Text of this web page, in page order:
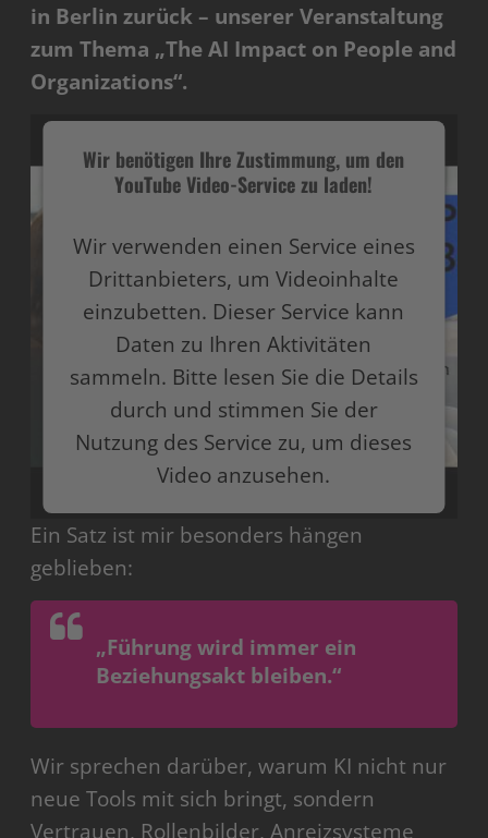
in Berlin zurück – unserer Veranstaltung
zum Thema „The AI Impact on People and
Organizations“.
Wir benötigen Ihre Zustimmung, um den
YouTube Video-Service zu laden!
Wir verwenden einen Service eines
Drittanbieters, um Videoinhalte
einzubetten. Dieser Service kann
Daten zu Ihren Aktivitäten
sammeln. Bitte lesen Sie die Details
durch und stimmen Sie der
Nutzung des Service zu, um dieses
Video anzusehen.
Mehr Informationen
powered by
Platform
Ein Satz ist mir besonders hängen
geblieben:
„Führung wird immer ein
Beziehungsakt bleiben.“
Wir sprechen darüber, warum KI nicht nur
neue Tools mit sich bringt, sondern
Vertrauen, Rollenbilder, Anreizsysteme